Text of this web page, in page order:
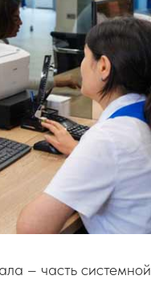
– часть системной